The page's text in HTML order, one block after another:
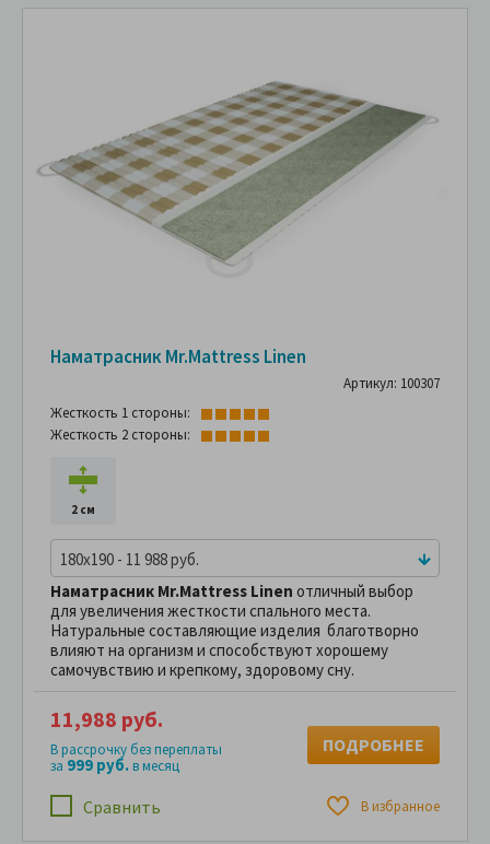
Наматрасник Mr.Mattress Linen
Артикул: 100307
Жесткость 1 стороны:
Жесткость 2 стороны:
2 см
180x190 - 11 988 руб.
Наматрасник Mr.Mattress Linen отличный выбор
для увеличения жесткости спального места.
Натуральные составляющие изделия благотворно
влияют на организм и способствуют хорошему
самочувствию и крепкому, здоровому сну.
Сравнить В избранное
11,988 руб.
В рассрочку без переплаты
за 999 руб.в месяц
ПОДРОБНЕЕ